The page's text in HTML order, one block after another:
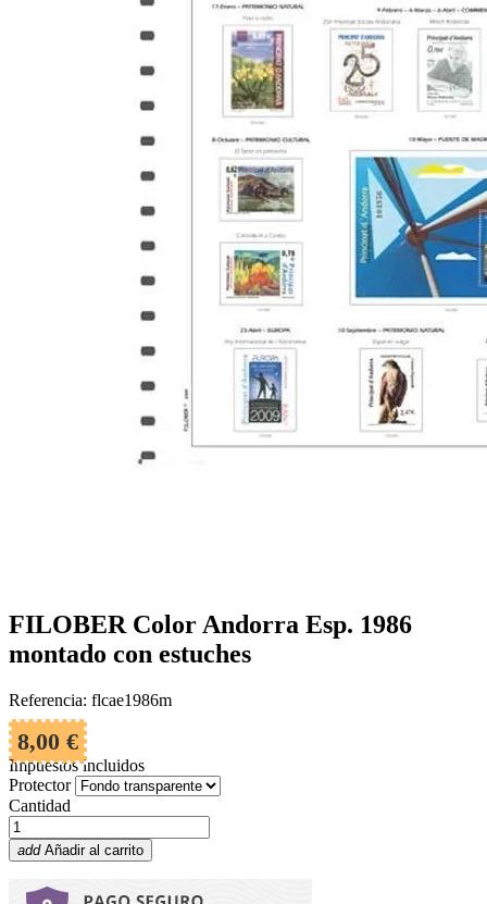
FILOBER Color Andorra Esp. 1986
montado con estuches
Referencia: flcae1986m
8,00 €
Impuestos incluidos
Protector
Cantidad
add Añadir al carrito